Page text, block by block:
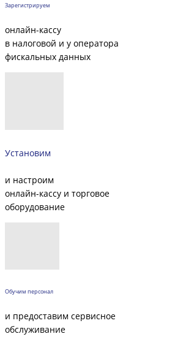
Зарегистрируем
онлайн-кассу
в налоговой и у оператора
фискальных данных
Установим
и настроим
онлайн-кассу и торговое
оборудование
Обучим персонал
и предоставим сервисное
обслуживание